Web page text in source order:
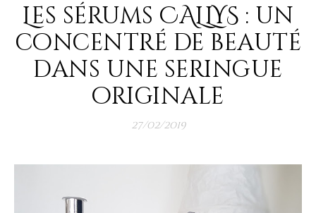
Les sérums CALLYS : un
concentré de beauté
dans une seringue
originale
27/02/2019